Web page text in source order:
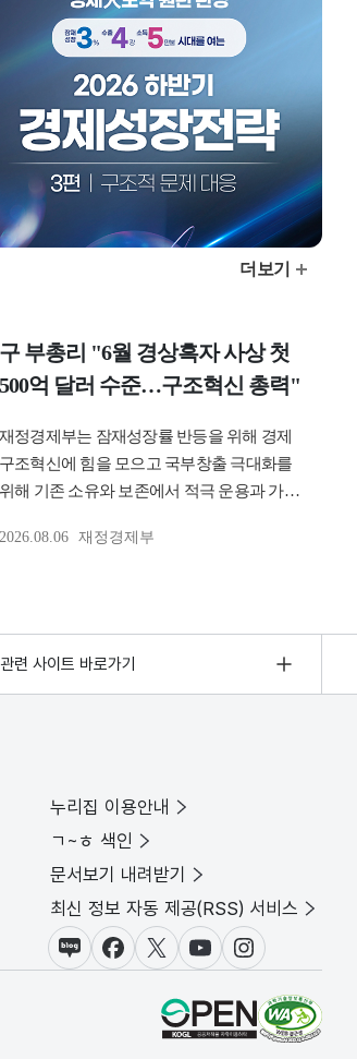
관련 사이트 바로가기
누리집 이용안내
ㄱ~ㅎ 색인
문서보기 내려받기
최신 정보 자동 제공(RSS) 서비스
블로그페이스북X(트위터)
유튜브인스타그램